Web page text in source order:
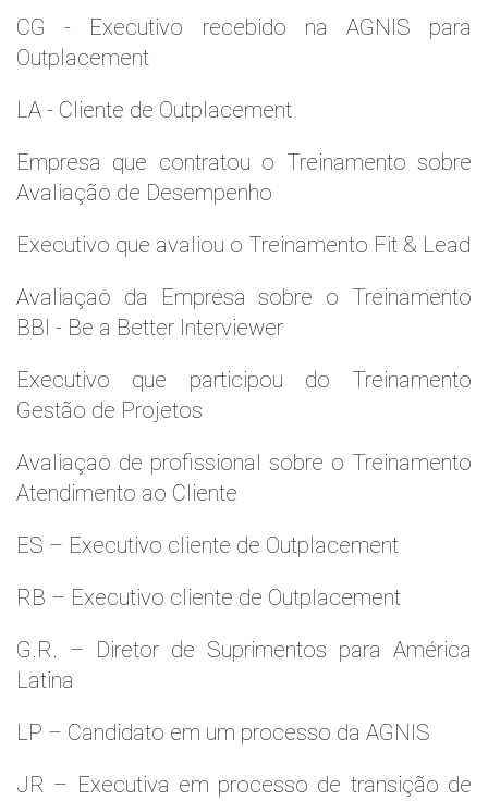
CG - Executivo recebido na AGNIS para
Outplacement
LA - Cliente de Outplacement
Empresa que contratou o Treinamento sobre
Avaliação de Desempenho
Executivo que avaliou o Treinamento Fit & Lead
Avaliaçao da Empresa sobre o Treinamento
BBI - Be a Better Interviewer
Executivo que participou do Treinamento
Gestão de Projetos
Avaliaçao de profissional sobre o Treinamento
Atendimento ao Cliente
ES – Executivo cliente de Outplacement
RB – Executivo cliente de Outplacement
G.R. – Diretor de Suprimentos para América
Latina
LP – Candidato em um processo da AGNIS
JR – Executiva em processo de transição de